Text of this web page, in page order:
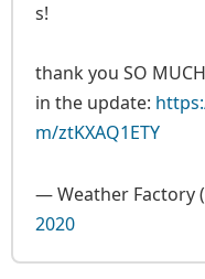
s!
thank you SO
in the update:
m/ztKXAQ1ETY
— Weather Factory
2020